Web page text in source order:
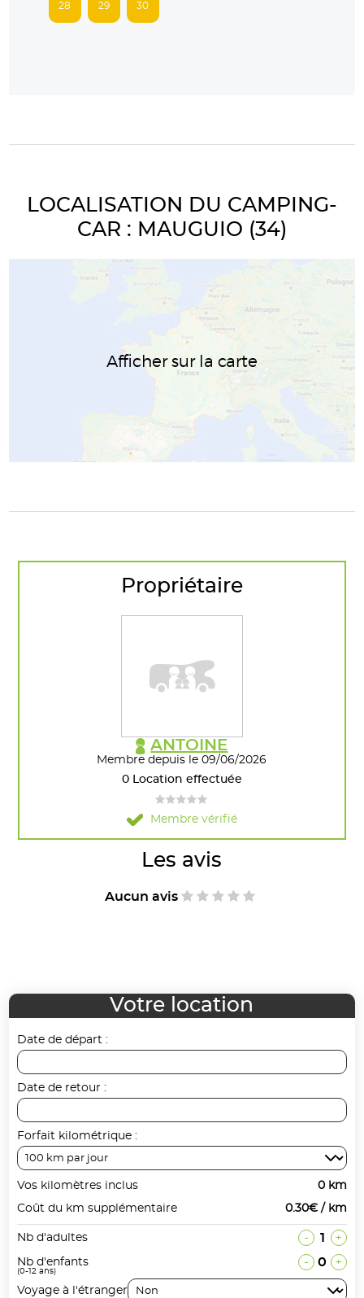
28 29 30
LOCALISATION DU CAMPING-
CAR : MAUGUIO (34)
Afficher sur la carte
Propriétaire
ANTOINE
Membre depuis le 09/06/2026
0 Location effectuée
Membre vérifié
Les avis
Aucun avis
Votre location
Date de départ :
Date de retour :
Forfait kilométrique :
Vos kilomètres inclus
0 km
Coût du km supplémentaire
0.30€ / km
Nb d'adultes - 1 +
Nb d'enfants
(0-12 ans)
- 0 +
Voyage à l'étranger